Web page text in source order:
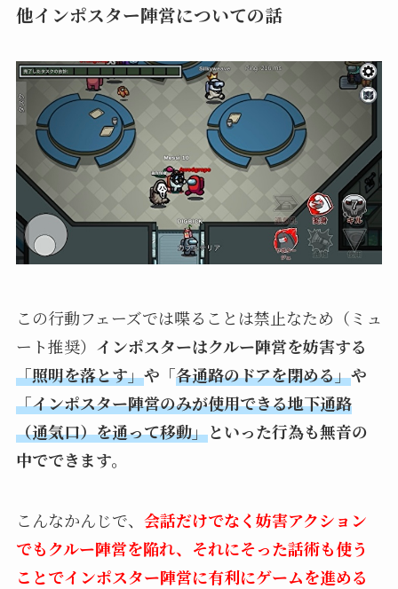
他インポスター陣営についての話
この行動フェーズでは喋ることは禁止なため（ミュ
ート推奨） インポスターはクルー陣営を妨害する
「照明を落とす」や「各通路のドアを閉める」や
「インポスター陣営のみが使用できる地下通路
（通気口）を通って移動」といった行為も無音の
中でできます。
こんなかんじで、 会話だけでなく妨害アクション
でもクルー陣営を陥れ、それにそった話術も使う
ことでインポスター陣営に有利にゲームを進める